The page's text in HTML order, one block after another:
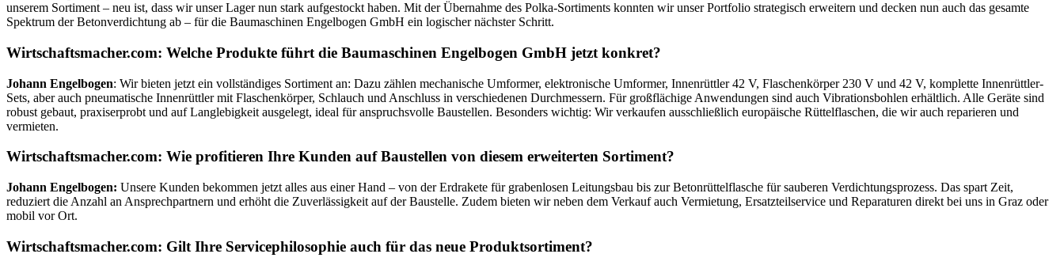
unserem Sortiment – neu ist, dass wir unser Lager nun stark aufgestockt haben. Mit der Übernahme des Polka-Sortiments konnten wir unser Portfolio strategisch erweitern und decken nun auch das gesamte
Spektrum der Betonverdichtung ab – für die Baumaschinen Engelbogen GmbH ein logischer nächster Schritt.
Wirtschaftsmacher.com: Welche Produkte führt die Baumaschinen Engelbogen GmbH jetzt konkret?
Johann Engelbogen: Wir bieten jetzt ein vollständiges Sortiment an: Dazu zählen mechanische Umformer, elektronische Umformer, Innenrüttler 42 V, Flaschenkörper 230 V und 42 V, komplette Innenrüttler-
Sets, aber auch pneumatische Innenrüttler mit Flaschenkörper, Schlauch und Anschluss in verschiedenen Durchmessern. Für großflächige Anwendungen sind auch Vibrationsbohlen erhältlich. Alle Geräte sind
robust gebaut, praxiserprobt und auf Langlebigkeit ausgelegt, ideal für anspruchsvolle Baustellen. Besonders wichtig: Wir verkaufen ausschließlich europäische Rüttelflaschen, die wir auch reparieren und
vermieten.
Wirtschaftsmacher.com: Wie profitieren Ihre Kunden auf Baustellen von diesem erweiterten Sortiment?
Johann Engelbogen: Unsere Kunden bekommen jetzt alles aus einer Hand – von der Erdrakete für grabenlosen Leitungsbau bis zur Betonrüttelflasche für sauberen Verdichtungsprozess. Das spart Zeit,
reduziert die Anzahl an Ansprechpartnern und erhöht die Zuverlässigkeit auf der Baustelle. Zudem bieten wir neben dem Verkauf auch Vermietung, Ersatzteilservice und Reparaturen direkt bei uns in Graz oder
mobil vor Ort.
Wirtschaftsmacher.com: Gilt Ihre Servicephilosophie auch für das neue Produktsortiment?